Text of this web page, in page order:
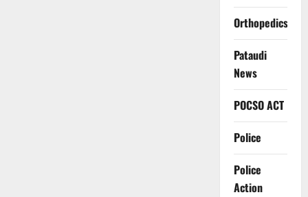
Orthopedics
Pataudi
News
POCSO ACT
Police
Police
Action